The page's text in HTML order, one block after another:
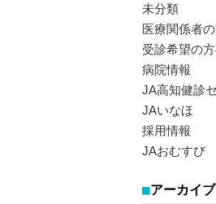
未分類
医療関係者
受診希望の
病院情報
JA高知健診
JAいなほ
採用情報
JAおむすび
アーカイブ